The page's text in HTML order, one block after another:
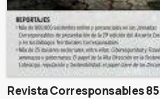
Revista Corresponsables 85